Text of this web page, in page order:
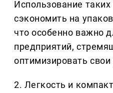
Использование
сэкономить на
что особенно важно
предприятий,
оптимизировать
2. Легкость и